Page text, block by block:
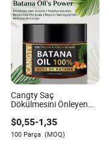
kullanışlılıktır.
kullanacaklarını,
karşılaştıracaklarını
geçmiştir.
Cangty Saç
Dökülmesini Önleyen
Batana Yağı Honduras
Organik Toptan Özel
Etiket Batana Saç Yağı
Saç Büyümesi için Yağ
$0,55-1,35
100 Parça (MOQ)